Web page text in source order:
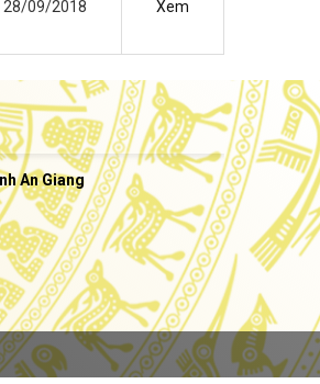
28/09/2018 Xem
An Giang